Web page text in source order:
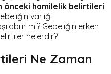
önceki hamilelik belirtileri
varlığı
mi? Gebeliğin erken
nelerdir?
Ne Zaman